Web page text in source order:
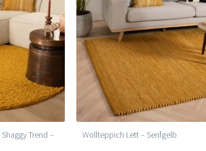
Trend –
Wollteppich Lett – Senfgelb